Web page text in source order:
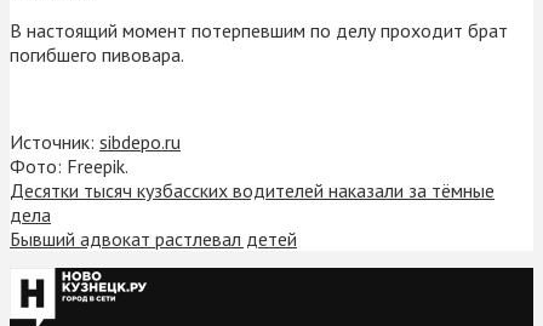
В настоящий момент потерпевшим по делу проходит брат
погибшего пивовара.
Источник: sibdepo.ru
Фото: Freepik.
Десятки тысяч кузбасских водителей наказали за тёмные
дела
Бывший адвокат растлевал детей